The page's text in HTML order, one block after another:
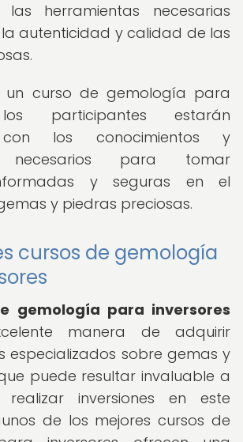
las herramientas necesarias
autenticidad y calidad de las
un curso de gemología para
los participantes estarán
los conocimientos y
necesarios para tomar
y seguras en el
y piedras preciosas.
cursos de gemología
gemología para inversores
manera de adquirir
especializados sobre gemas y
puede resultar invaluable a
inversiones en este
de los mejores cursos de